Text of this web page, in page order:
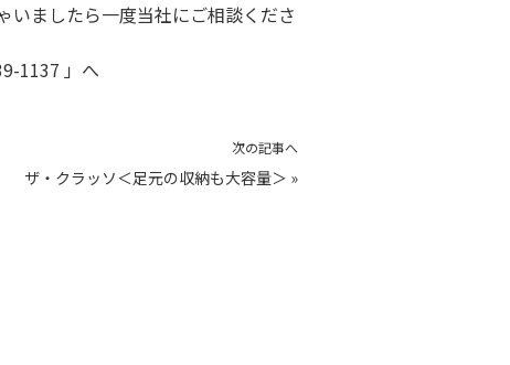
いましたら一度当社にご相談くださ
1137 」へ
次の記事へ
ザ・クラッソ＜足元の収納も大容量＞ »